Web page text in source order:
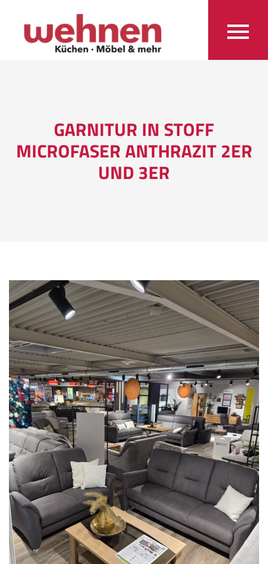
GARNITUR IN STOFF
MICROFASER ANTHRAZIT 2ER
UND 3ER